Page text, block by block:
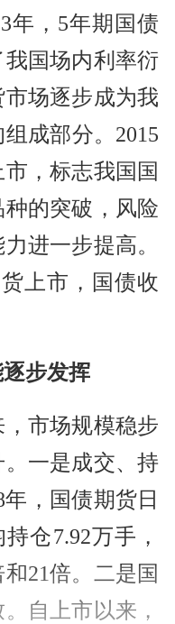
年，5年期国债
国场内利率衍
场逐步成为我
成部分。2015
，标志我国国
的突破，风险
进一步提高。
上市，国债收
步发挥
市场规模稳步
一是成交、持
，国债期货日
仓7.92万手，
21倍。二是国
自上市以来，